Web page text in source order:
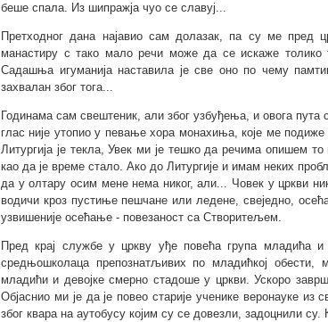
беше спала. Из шипражја чуо се славуј...
Претходног дана најавио сам долазак, па су ме пред
манастиру с тако мало речи може да се искаже толико
Садашња игуманија наставила је све оно по чему
захвалан због тога...
Годинама сам свештеник, али због узбуђења, и овога
глас није утопио у певање хора монахиња, које ме
Литургија је текла, Увек ми је тешко да речима опишем
као да је време стало. Ако до Литургије и имам неких
да у олтару осим мене нема никог, али... Човек у цркви
водичи кроз пустиње пешчане или ледене, свеједно,
узвишеније осећање - повезаност са Створитељем.
Пред крај службе у цркву уђе повећа група младића и
средњошколаца препознатљивих по младићкој обести,
младићи и девојке смерно стадоше у цркви. Ускоро
Објаснио ми је да је повео старије ученике веронауке из
због квара на аутобусу којим су се довезли, задоцнили